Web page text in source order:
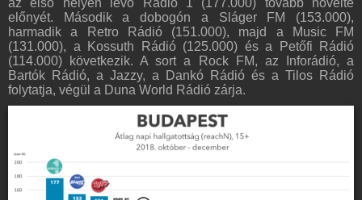
az első helyen lévő Rádió 1 (177.000) tovább növelte
előnyét. Második a dobogón a Sláger FM (153.000),
harmadik a Retro Rádió (151.000), majd a Music FM
(131.000), a Kossuth Rádió (125.000) és a Petőfi Rádió
(114.000) következik. A sort a Rock FM, az Inforádió, a
Bartók Rádió, a Jazzy, a Dankó Rádió és a Tilos Rádió
folytatja, végül a Duna World Rádió zárja.